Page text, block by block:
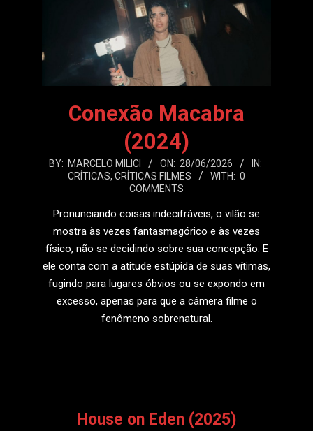
Conexão Macabra
(2024)
2026-
BY: MARCELO MILICI ON: 28/06/2026
IN:
CRÍTICAS, CRÍTICAS FILMES WITH: 0
COMMENTS
Pronunciando coisas indecifráveis, o vilão se
mostra às vezes fantasmagórico e às vezes
físico, não se decidindo sobre sua concepção. E
ele conta com a atitude estúpida de suas vítimas,
fugindo para lugares óbvios ou se expondo em
excesso, apenas para que a câmera filme o
fenômeno sobrenatural.
House on Eden (2025)